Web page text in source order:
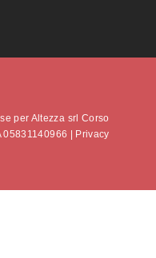
per Altezza srl Corso
|
Privacy